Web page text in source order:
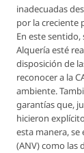
inadecuadas
por la creciente
En este
Alquería esté
disposición de
reconocer a la
ambiente.
garantías que,
hicieron
esta manera,
(ANV) como las